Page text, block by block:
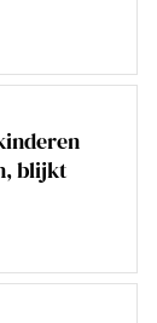
blijkt